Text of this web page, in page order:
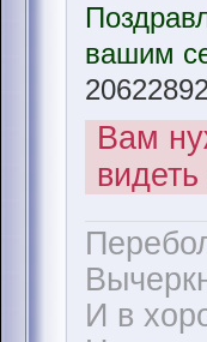
вашим
Вам
И в